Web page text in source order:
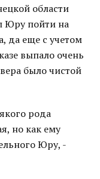
области
Юру пойти на
да еще с учетом
выпало очень
было чистой
рода
но как ему
Юру, -